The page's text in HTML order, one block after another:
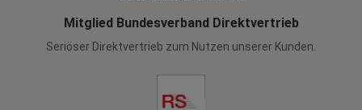
Mitglied Bundesverband Direktvertrieb
Seriöser Direktvertrieb zum Nutzen unserer Kunden.